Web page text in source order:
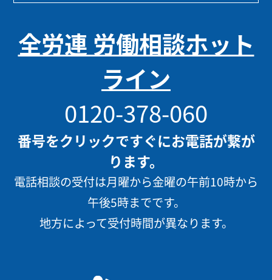
全労連 労働相談ホット
ライン
0120-378-060
番号をクリックですぐにお電話が繋が
ります。
電話相談の受付は月曜から金曜の午前10時から
午後5時までです。
地方によって受付時間が異なります。